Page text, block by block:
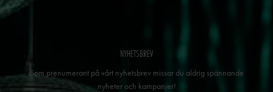
NYHETSBREV
Som prenumerant på vårt nyhetsbrev missar du aldrig spännande
nyheter och kampanjer!